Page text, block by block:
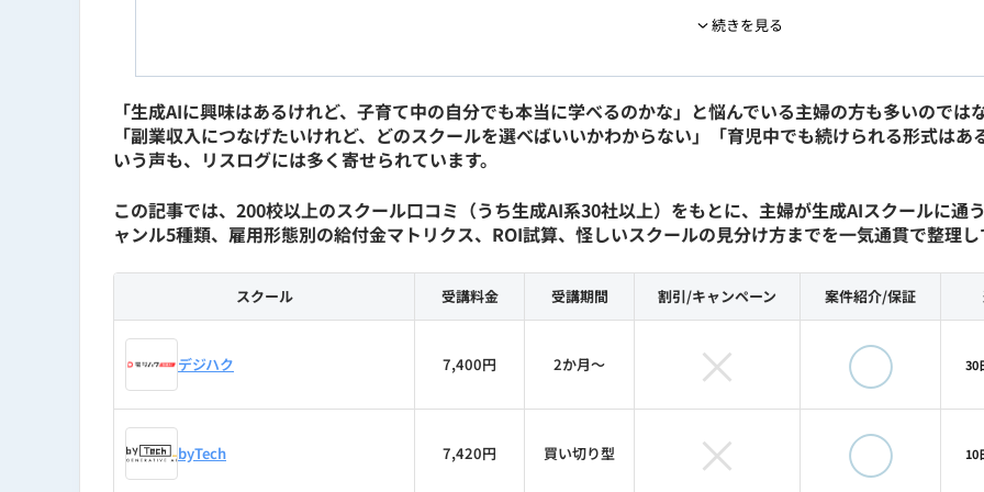
日本AIスキル認定協会が主催するAI関連検定（AIスキル検定初級・生成AI導入実務者検定・AIエージ
的に習得。
自身の事業運営においてもClaude・Claude Code・ChatGPT・Gemini・Gensparkを日常的に活用。
PRD（Product Requirements Document）・事業計画を作成し、創業融資で2,000万円の融資を受け
事業計画や市場調査の作業時間を従来比1/3に圧縮・AI×Webデザインで月間の50万円を削減・マーケ
を実現。現在はバイブコーディングでマイクロSaaSのMVP構築中（特許出願準備中）。
「実際に使って分かること」を軸に、生成AIスクールの教育内容が実務にどう繋がるかを評価していま
経歴
2016年｜スマートキャンプ株式会社 メディア事業部 ビジネス統括
2022年｜ステップ・アラウンド株式会社 執行役員CMO
続きを見る
「生成AIに興味はあるけれど、子育て中の自分でも本当に学べるのかな」と悩んでいる主婦の方も多いのでは
「副業収入につなげたいけれど、どのスクールを選べばいいかわからない」「育児中でも続けられる形式は
いう声も、リスログには多く寄せられています。
この記事では、200校以上のスクール口コミ（うち生成AI系30社以上）をもとに、主婦が生成AIスクールに通
ャンル5種類、雇用形態別の給付金マトリクス、ROI試算、怪しいスクールの見分け方までを一気通貫で整理
スクール 受講料金 受講期間 割引/キャンペーン 案件紹介/保証
デジハク 7,400円 2か月〜 × ◯ 30
byTech 7,420円 買い切り型 × ◯ 10